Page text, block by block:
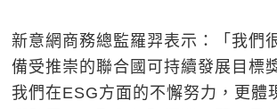
新意網商務總監羅羿表示：「我們
備受推崇的聯合國可持續發展目標
我們在ESG方面的不懈努力，更體